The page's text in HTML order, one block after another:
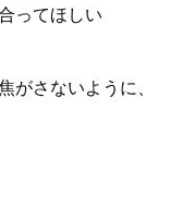
ってほしい
さないように、